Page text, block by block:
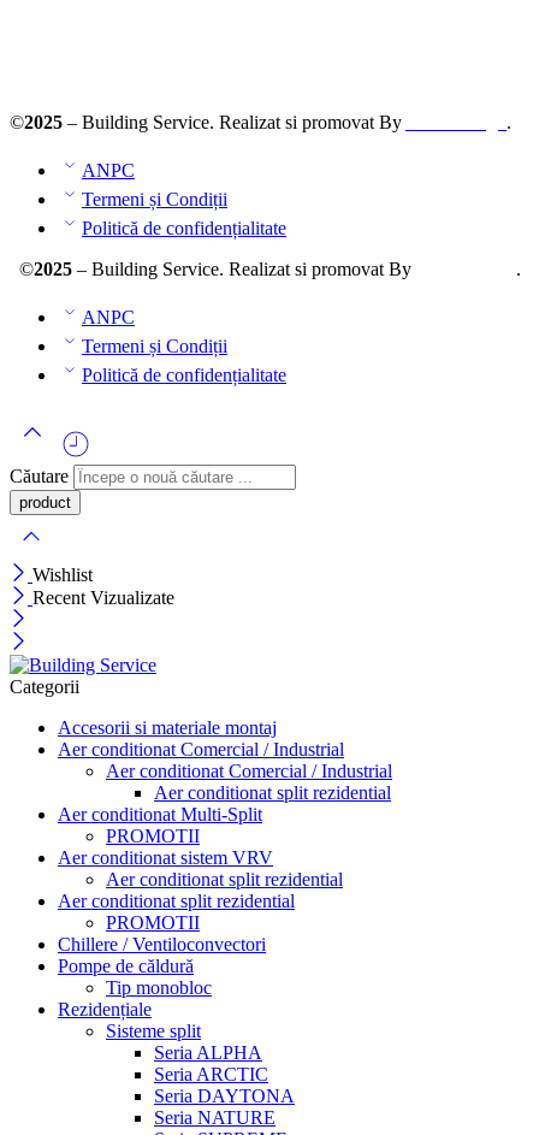
©2025 – Building Service. Realizat si promovat By .
ANPC
Termeni și Condiții
Politică de confidențialitate
©2025– Building Service. Realizat si promovat By .
ANPC
Termeni și Condiții
Politică de confidențialitate
Căutare
Wishlist
Recent Vizualizate
Categorii
Accesorii si materiale montaj
Aer conditionat Comercial / Industrial
Aer conditionat Comercial / Industrial
Aer conditionat split rezidential
Aer conditionat Multi-Split
PROMOTII
Aer conditionat sistem VRV
Aer conditionat split rezidential
Aer conditionat split rezidential
PROMOTII
Chillere / Ventiloconvectori
Pompe de căldură
Tip monobloc
Rezidențiale
Sisteme split
Seria ALPHA
Seria ARCTIC
Seria DAYTONA
Seria NATURE